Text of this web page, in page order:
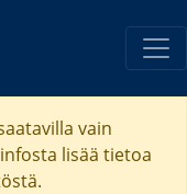
vain
infosta lisää tietoa